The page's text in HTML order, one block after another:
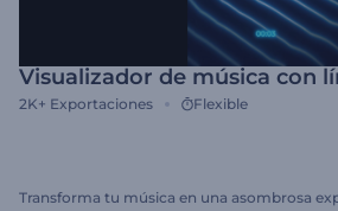
Visualizador de música con
2K+ Exportaciones Flexible
Transforma tu música en una asombrosa